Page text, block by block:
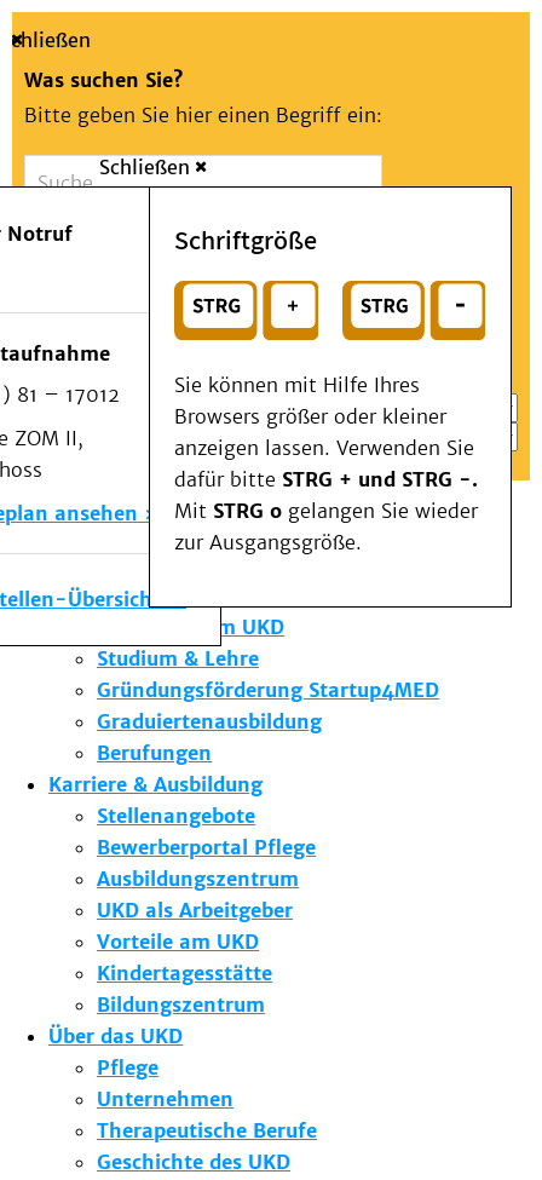
Suche
Schließen
Was suchen Sie?
Bitte geben Sie hier einen Begriff ein:
Suchen
oder
Wählen Sie ein Thema für Ihren Schnelleinstieg
Notfall
Schließen
Notruf
81 – 17012
ZOM II,
ansehen
Übersicht
Schriftgröße
Sie können mit Hilfe Ihres
Browsers größer oder kleiner
anzeigen lassen. Verwenden Sie
dafür bitte STRG + und STRG -.
Mit STRG o gelangen Sie wieder
zur Ausgangsgröße.
Menü
Patienten & Besucher
Kliniken/Institute/Zentren
Als Patient am UKD
Beratung und Unterstützung
Veranstaltungen
Kommunikation im Medizinwesen (KIM)
Notfall
Forschung & Lehre
Die Institute des UKD
Forschung am UKD
Studium & Lehre
Gründungsförderung Startup4MED
Graduiertenausbildung
Berufungen
Karriere & Ausbildung
Stellenangebote
Bewerberportal Pflege
Ausbildungszentrum
UKD als Arbeitgeber
Vorteile am UKD
Kindertagesstätte
Bildungszentrum
Über das UKD
Pflege
Unternehmen
Therapeutische Berufe
Geschichte des UKD